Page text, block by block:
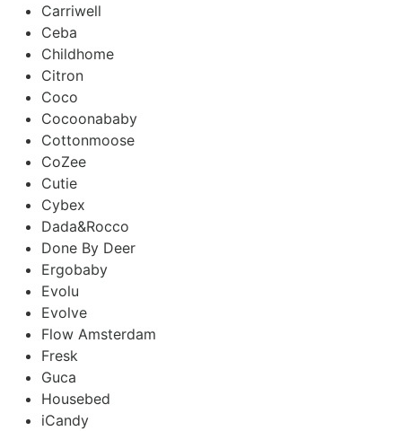
Carriwell
Ceba
Childhome
Citron
Coco
Cocoonababy
Cottonmoose
CoZee
Cutie
Cybex
Dada&Rocco
Done By Deer
Ergobaby
Evolu
Evolve
Flow Amsterdam
Fresk
Guca
Housebed
iCandy